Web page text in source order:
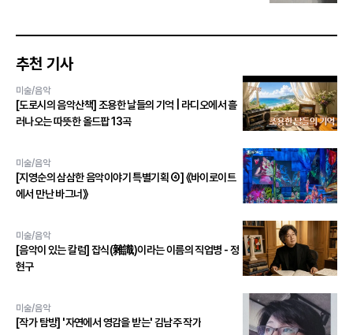
추천 기사
미술/음악
[도로시의 음악산책] 조용한 날들의 기억 | 라디오에서 흘
러나오는 따뜻한 올드팝 13곡
미술/음악
[지영순의 삼삼한 음악이야기 특별기획 ④] 《바이로이트
에서 만난 바그너》
미술/음악
[음악이 있는 칼럼] 잡식(雜識)이라는 이름의 직업병 - 정
현구
미술/음악
[작가 탐방] '자연에서 영감을 받는' 김남주 작가